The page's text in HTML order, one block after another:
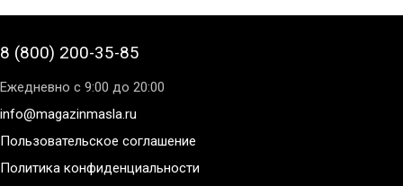
8 (800) 200-35-85
Ежедневно с 9:00 до 20:00
info@magazinmasla.ru
Пользовательское соглашение
Политика конфиденциальности